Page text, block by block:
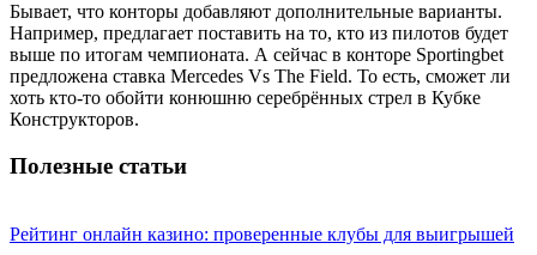
Бывает, что конторы добавляют дополнительные варианты.
Например, предлагает поставить на то, кто из пилотов будет
выше по итогам чемпионата. А сейчас в конторе Sportingbet
предложена ставка Mercedes Vs The Field. То есть, сможет ли
хоть кто-то обойти конюшню серебрённых стрел в Кубке
Конструкторов.
Полезные статьи
Рейтинг онлайн казино: проверенные клубы для выигрышей